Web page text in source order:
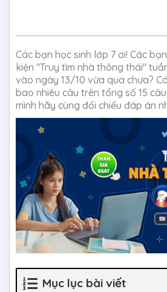
Các bạn học sinh lớp 7 ơi! Các
kiện "Truy tìm nhà thông thái"
vào ngày 13/10 vừa qua chưa?
bao nhiêu câu trên tổng số 15
mình hãy cùng đối chiếu đáp án
Mục lục bài viết